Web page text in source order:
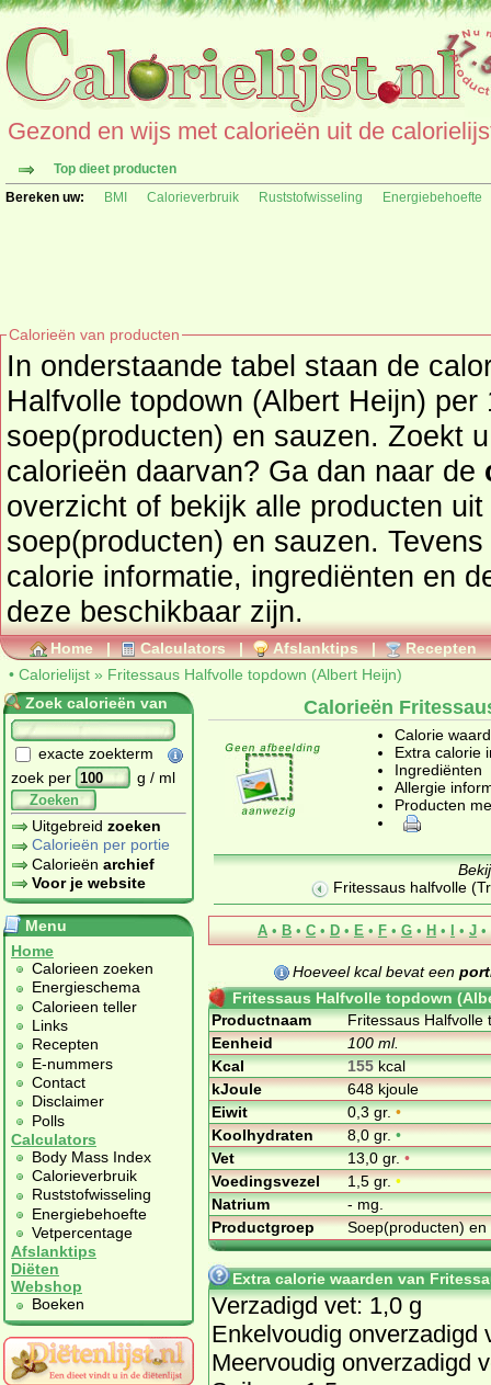
Gezond en wijs met calorieën uit de
Top dieet producten
Bereken uw:
BMI Calorieverbruik Ruststofwisseling Energiebehoefte
Calorieën van producten
In onderstaande tabel staan de
Halfvolle topdown (Albert Heijn)
soep(producten) en sauzen. Zoekt u een ander product en de
calorieën daarvan? Ga dan naar de
overzicht of bekijk alle
soep(producten) en sauzen. Tevens vindt u ook de uitgebreide
calorie informatie, ingrediënten en
deze beschikbaar zijn.
Home | Calculators | Afslanktips | Recepten
• Calorielijst » Fritessaus Halfvolle topdown (Albert Heijn)
Zoek calorieën van
exacte zoekterm
zoek per
g / ml
Zoeken
Uitgebreid zoeken
Calorieën per portie
Calorieën archief
Voor je website
Menu
Home
Calorieen zoeken
Energieschema
Calorieen teller
Links
Recepten
E-nummers
Contact
Disclaimer
Polls
Calculators
Body Mass Index
Calorieverbruik
Ruststofwisseling
Energiebehoefte
Vetpercentage
Afslanktips
Diëten
Webshop
Boeken
Calorieën
Calorie
Extra calorie
Ingrediënten
Allergie
Producten
Fritessaus halfvolle
A • B • C • D • E • F • G • H • I • J •
Hoeveel kcal bevat een
Fritessaus Halfvolle topdown
Productnaam
Fritessaus Halfvolle
Eenheid
100 ml.
Kcal
155kcal
kJoule
648 kjoule
Eiwit
0,3 gr.•
Koolhydraten
8,0 gr.•
Vet
13,0 gr.•
Voedingsvezel
1,5 gr.•
Natrium
- mg.
Productgroep
Soep(producten)
Extra calorie waarden van
Verzadigd vet: 1,0 g
Enkelvoudig onverzadigd
Meervoudig onverzadigd